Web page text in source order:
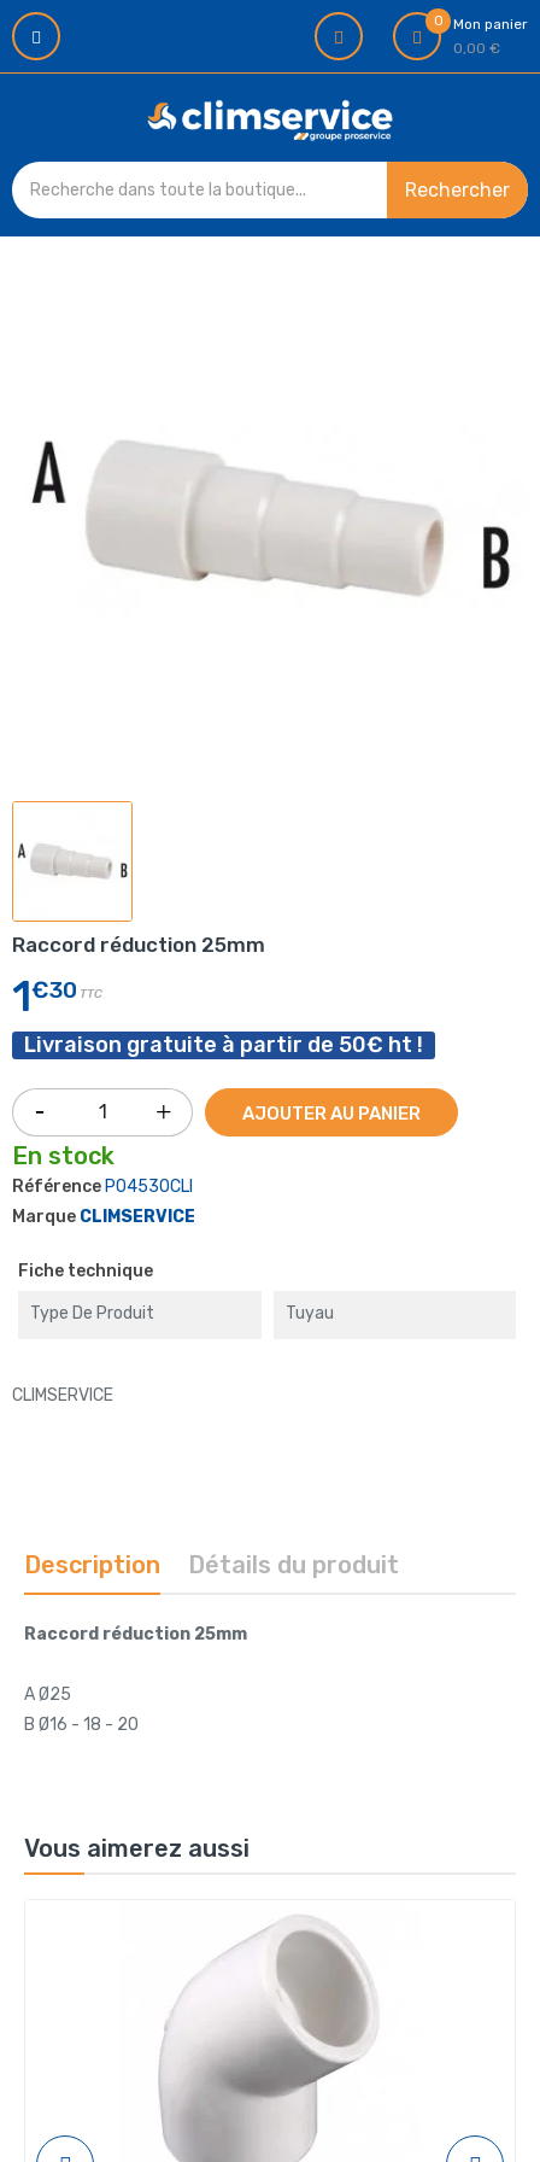
0
Mon panier
0,00 €
Rechercher
Raccord réduction 25mm
1€30 TTC
Livraison gratuite à partir de 50€ ht !
AJOUTER AU PANIER
En stock
Référence P04530CLI
Marque CLIMSERVICE
Fiche technique
Type De Produit Tuyau
CLIMSERVICE
Description Détails du produit
Raccord réduction 25mm
A Ø25
B Ø16 - 18 - 20
Vous aimerez aussi